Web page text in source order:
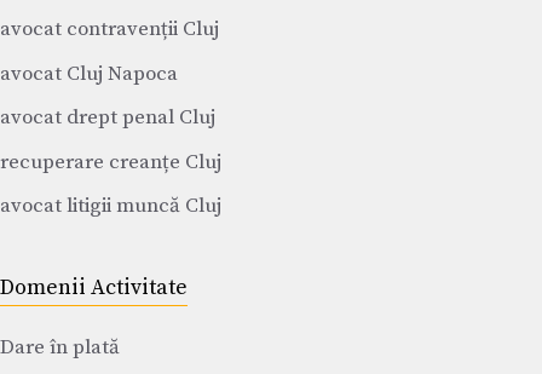
avocat contravenții Cluj
avocat Cluj Napoca
avocat drept penal Cluj
recuperare creanțe Cluj
avocat litigii muncă Cluj
Domenii Activitate
Dare în plată